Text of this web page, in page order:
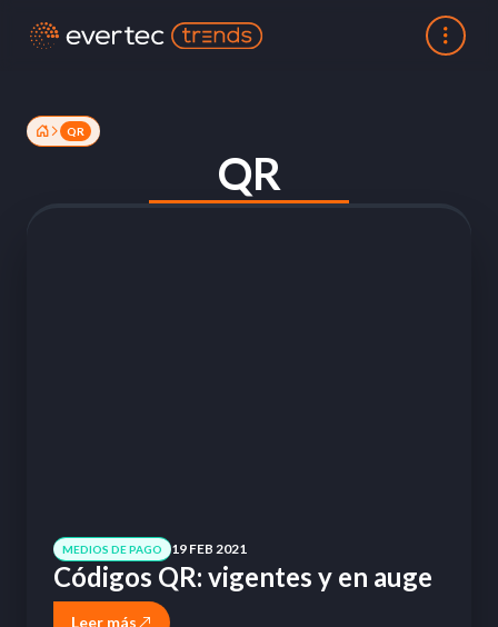
QR
QR
MEDIOS DE PAGO 19 FEB 2021
Códigos QR: vigentes y en auge
Leer más